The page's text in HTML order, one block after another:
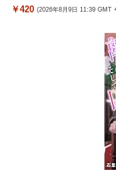
【動画】 可愛い元気な
タトゥー彫り師さん「
【悲報】「美人すぎる
本屋に現れた異臭＆浮
パンパンにして無会計
【画像】 キャミイの
￥420 (2026年8月9日 11:39 GMT